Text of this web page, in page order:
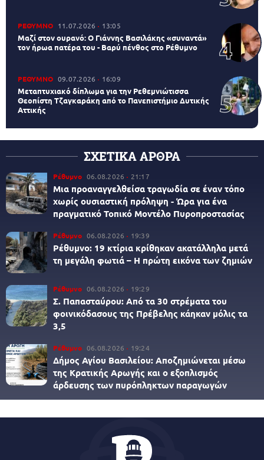
ΡΕΘΥΜΝΟ 11.07.2026 13:05
Μαζί στον ουρανό: Ο Γιάννης Βασιλάκης «συναντά»
τον ήρωα πατέρα του - Βαρύ πένθος στο Ρέθυμνο
ΡΕΘΥΜΝΟ 09.07.2026 16:09
Μεταπτυχιακό δίπλωμα για την Ρεθεμνιώτισσα
Θεοπίστη Τζαγκαράκη από το Πανεπιστήμιο Δυτικής
Αττικής
ΣΧΕΤΙΚΑ ΑΡΘΡΑ
Ρέθυμνο 06.08.2026 21:17
Μια προαναγγελθείσα τραγωδία σε έναν τόπο
χωρίς ουσιαστική πρόληψη - Ώρα για ένα
πραγματικό Τοπικό Μοντέλο Πυροπροστασίας
Ρέθυμνο 06.08.2026 19:39
Ρέθυμνο: 19 κτίρια κρίθηκαν ακατάλληλα μετά
τη μεγάλη φωτιά – Η πρώτη εικόνα των ζημιών
Ρέθυμνο 06.08.2026 19:29
Σ. Παπασταύρου: Από τα 30 στρέματα του
φοινικόδασους της Πρέβελης κάηκαν μόλις τα
3,5
Ρέθυμνο 06.08.2026 19:24
Δήμος Αγίου Βασιλείου: Αποζημιώνεται μέσω
της Κρατικής Αρωγής και ο εξοπλισμός
άρδευσης των πυρόπληκτων παραγωγών